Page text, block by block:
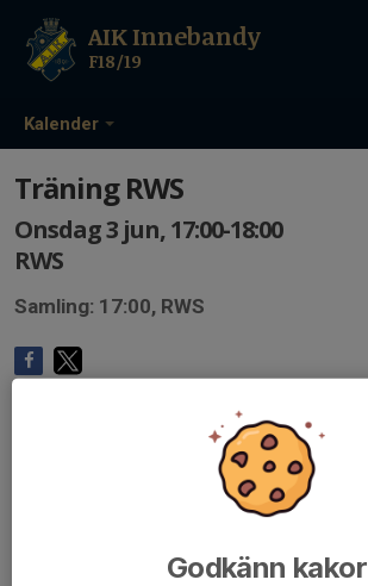
Kalender
AIK Innebandy
F18/19
Träning RWS
Onsdag 3 jun, 17:00-18:00
RWS
Samling: 17:00, RWS
Godkänn kakor